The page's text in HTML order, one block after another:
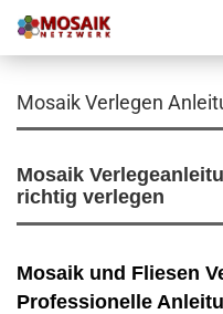
Mosaik Verlegen
Mosaik
richtig verlegen
Mosaik und Fliesen
Professionelle